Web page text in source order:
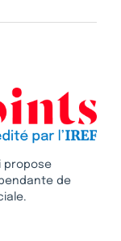
propose
de